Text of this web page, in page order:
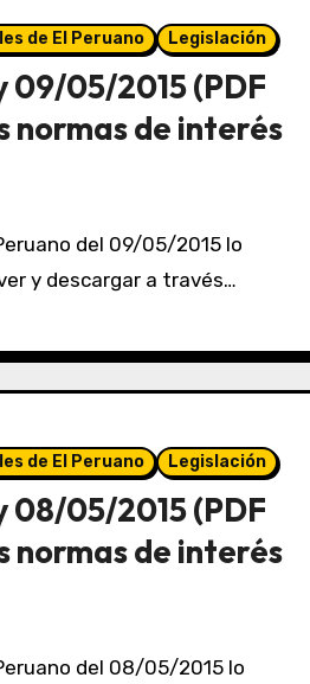
de El Peruano Legislación
09/05/2015 (PDF
normas de interés
y descargar a través…
de El Peruano Legislación
08/05/2015 (PDF
normas de interés